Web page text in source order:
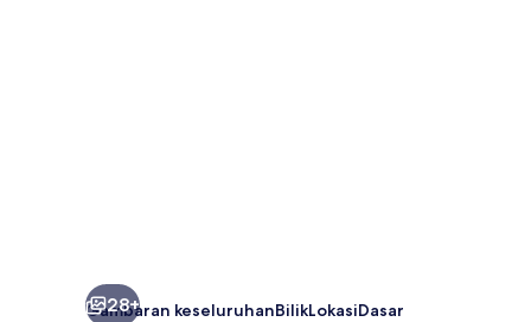
28+
Gambaran keseluruhanBilikLokasiDasar